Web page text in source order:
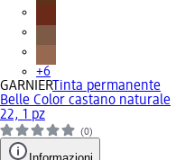
+6
GARNIERTinta permanente
Belle Color castano naturale
22, 1 pz
(0)